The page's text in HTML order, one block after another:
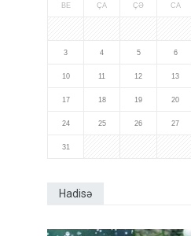
BE ÇA ÇƏ CA
3 4 5 6
10 11 12 13
17 18 19 20
24 25 26 27
31
Hadisə